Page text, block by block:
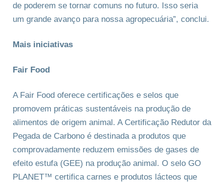
de poderem se tornar comuns no futuro. Isso seria
um grande avanço para nossa agropecuária”, conclui.
Mais iniciativas
Fair Food
A Fair Food oferece certificações e selos que
promovem práticas sustentáveis na produção de
alimentos de origem animal. A Certificação Redutor da
Pegada de Carbono é destinada a produtos que
comprovadamente reduzem emissões de gases de
efeito estufa (GEE) na produção animal. O selo GO
PLANET™ certifica carnes e produtos lácteos que